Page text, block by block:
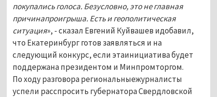
покупались голоса. Безусловно, это не главная
причинапроигрыша. Есть и геополитическая
ситуация», - сказал Евгений Куйвашев идобавил,
что Екатеринбург готов заявляться и на
следующий конкурс, если этаинициатива будет
поддержана президентом и Минпромторгом.
По ходу разговора региональныежурналисты
успели расспросить губернатора Свердловской